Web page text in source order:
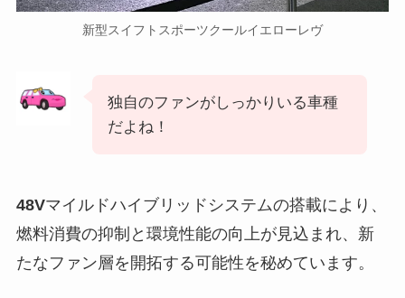
新型スイフトスポーツクールイエローレヴ
独自のファンがしっかりいる車種
だよね！
48Vマイルドハイブリッドシステムの搭載により、
燃料消費の抑制と環境性能の向上が見込まれ、新
たなファン層を開拓する可能性を秘めています。